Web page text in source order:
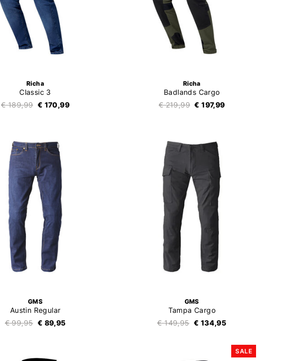
Richa
Classic 3
€ 189,99 € 170,99
Richa
Badlands Cargo
€ 219,99 € 197,99
GMS
Austin Regular
€ 99,95 € 89,95
GMS
Tampa Cargo
€ 149,95 € 134,95
SALE